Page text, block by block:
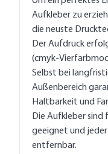
Aufkleber zu
die neuste
Der Aufdruck
(cmyk-
Selbst bei
Außenbereich
Haltbarkeit und
Die Aufkleber
geeignet und
entfernbar.